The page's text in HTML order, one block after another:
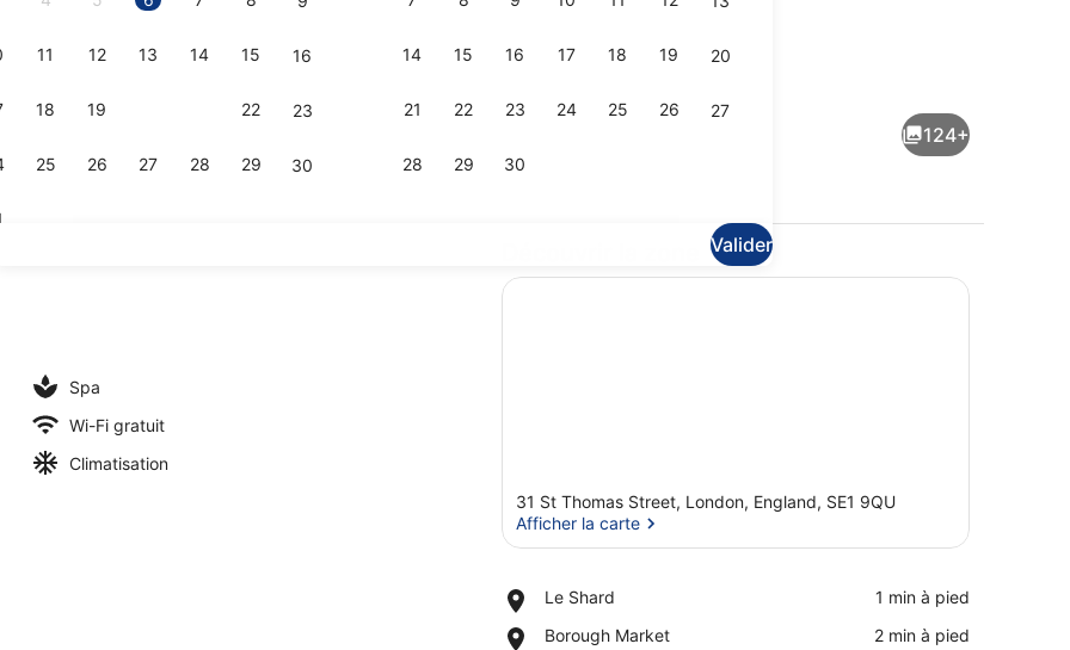
11 12 13 14 15 16
18 19 22 23
25 26 27 28 29 30
14 15 16 17 18 19 20
21 22 23 24 25 26 27
28 29 30
Valider
Baignoire et douche séparées, articles de toilette de luxe2 bars, bar à cocktails, bar à
124+
Spa
Wi-Fi gratuit
Climatisation
31 St Thomas Street, London, England, SE1 9QU
Afficher la carte
Le Shard
Place,
Shard
‪1 min à pied‬
Borough Market
Place,
‪2 min à pied‬